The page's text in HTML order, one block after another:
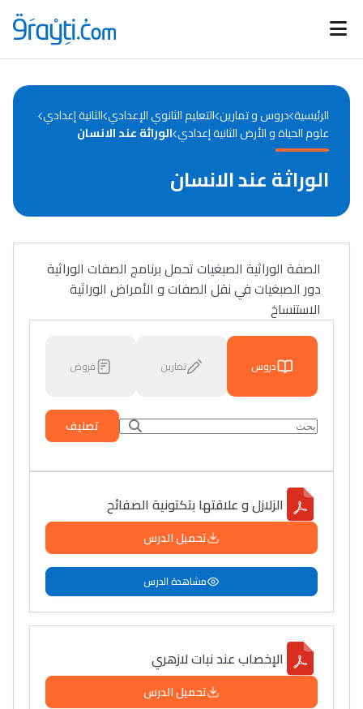
Catégories
d'actualités
Annonces bourses
الرئيسية دروس و تمارين التعليم الثانوي الإعدادي الثانية إعدادي
علوم الحياة و الأرض الثانية إعدادي الوراثة عند الانسان
الوراثة عند الانسان
الصفة الوراثية الصبغيات تحمل برنامج الصفات الوراثية
دور الصبغيات في نقل الصفات و الأمراض الوراثية
الاستنساخ
دروس تمارين فروض
تصنيف
الزلازل و علاقتها بتكتونية الصفائح
تحميل الدرس
مشاهدة الدرس
الإخصاب عند نبات لازهري
تحميل الدرس